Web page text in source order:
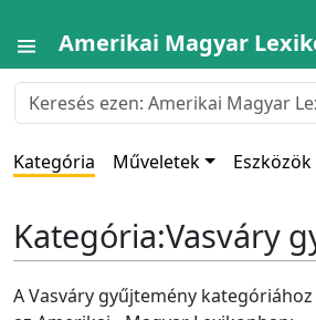
Amerikai Magyar
Kategória Műveletek Eszközök
Kategória:Vasváry
A Vasváry gyűjtemény